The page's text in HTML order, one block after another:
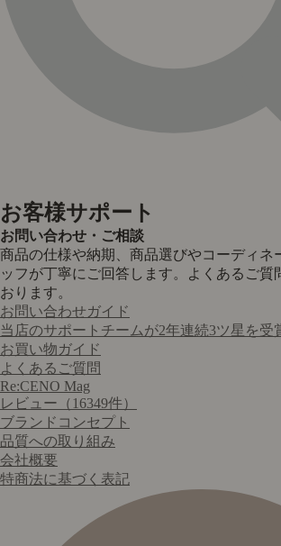
お客様サポート
お問い合わせ・ご相談
商品の仕様や納期、商品選びやコーディネ
ッフが丁寧にご回答します。よくあるご質
おります。
お問い合わせガイド
当店のサポートチームが2年連続3ツ星を受
お買い物ガイド
よくあるご質問
Re:CENO Mag
レビュー（16349件）
ブランドコンセプト
品質への取り組み
会社概要
特商法に基づく表記